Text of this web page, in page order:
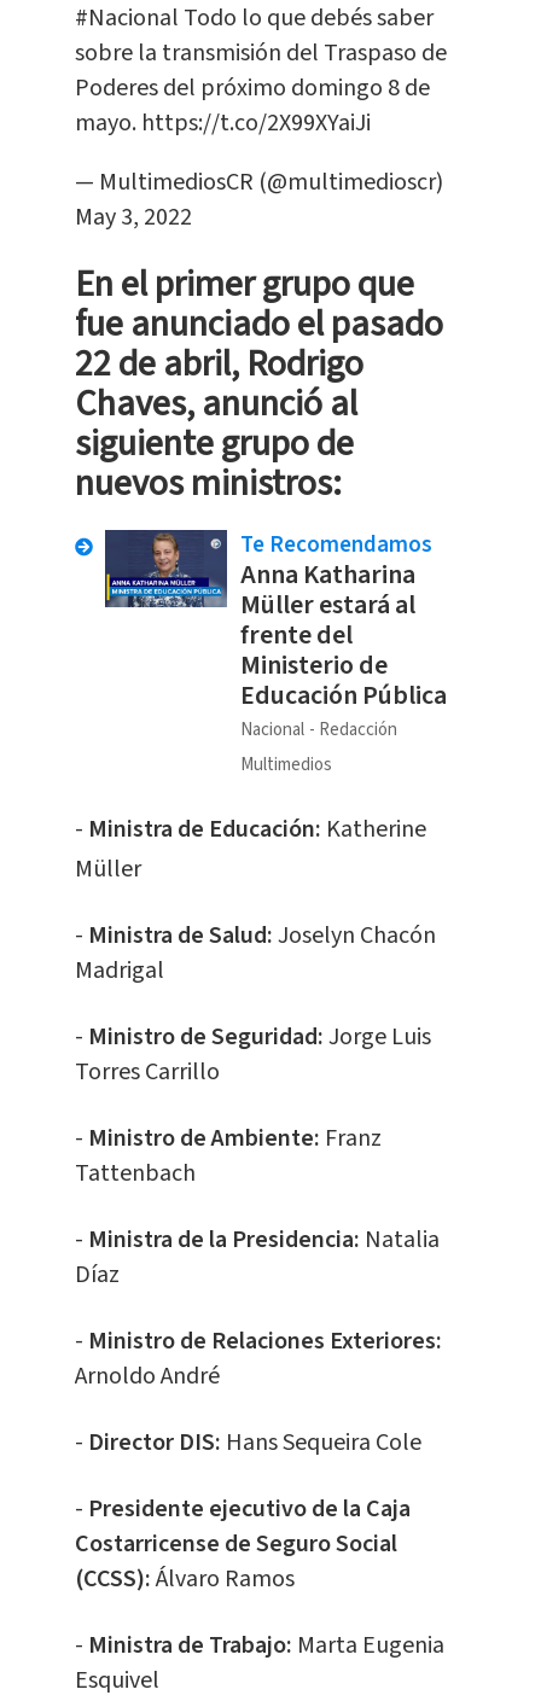
#Nacional Todo lo que debés saber
sobre la transmisión del Traspaso de
Poderes del próximo domingo 8 de
mayo. https://t.co/2X99XYaiJi
— MultimediosCR (@multimedioscr)
May 3, 2022
En el primer grupo que
fue anunciado el pasado
22 de abril, Rodrigo
Chaves, anunció al
siguiente grupo de
nuevos ministros:
Te Recomendamos
Anna Katharina
Müller estará al
frente del
Ministerio de
Educación Pública
Nacional
Redacción
Multimedios
- Ministra de Educación: Katherine
Müller
- Ministra de Salud:Joselyn Chacón
Madrigal
- Ministro de Seguridad:Jorge Luis
Torres Carrillo
- Ministro de Ambiente: Franz
Tattenbach
- Ministra de la Presidencia: Natalia
Díaz
- Ministro de Relaciones Exteriores:
Arnoldo André
- Director DIS: Hans Sequeira Cole
- Presidente ejecutivo de la Caja
Costarricense de Seguro Social
(CCSS):Álvaro Ramos
- Ministra de Trabajo: Marta Eugenia
Esquivel